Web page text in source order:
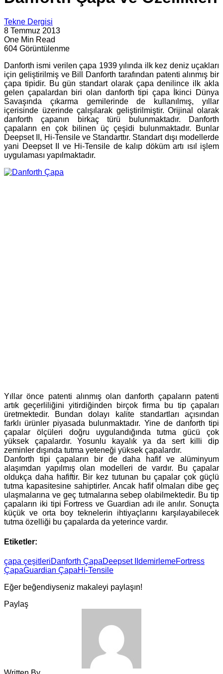
Tekne Dergisi
8 Temmuz 2013
One Min Read
604 Görüntülenme
Danforth ismi verilen çapa 1939 yılında ilk kez deniz uçakları
için geliştirilmiş ve Bill Danforth tarafından patenti alınmış bir
çapa tipidir. Bu gün standart olarak çapa denilince ilk akla
gelen çapalardan biri olan danforth tipi çapa İkinci Dünya
Savaşında çıkarma gemilerinde de kullanılmış, yıllar
içerisinde üzerinde çalışılarak geliştirilmiştir. Orijinal olarak
danforth çapanın birkaç türü bulunmaktadır. Danforth
çapaların en çok bilinen üç çeşidi bulunmaktadır. Bunlar
Deepset II, Hi-Tensile ve Standarttır. Standart dışı modellerde
yani Deepset II ve Hi-Tensile de kalıp döküm artı ısıl işlem
uygulaması yapılmaktadır.
Yıllar önce patenti alınmış olan danforth çapaların patenti
artık geçerliliğini yitirdiğinden birçok firma bu tip çapaları
üretmektedir. Bundan dolayı kalite standartları açısından
farklı ürünler piyasada bulunmaktadır. Yine de danforth tipi
çapalar ölçüleri doğru uygulandığında tutma gücü çok
yüksek çapalardır. Yosunlu kayalık ya da sert killi dip
zeminler dışında tutma yeteneği yüksek çapalardır.
Danforth tipi çapaların bir de daha hafif ve alüminyum
alaşımdan yapılmış olan modelleri de vardır. Bu çapalar
oldukça daha hafiftir. Bir kez tutunan bu çapalar çok güçlü
tutma kapasitesine sahiptirler. Ancak hafif olmaları dibe geç
ulaşmalarına ve geç tutmalarına sebep olabilmektedir. Bu tip
çapaların iki tipi Fortress ve Guardian adı ile anılır. Sonuçta
küçük ve orta boy teknelerin ihtiyaçlarını karşılayabilecek
tutma özelliği bu çapalarda da yeterince vardır.
Etiketler:
çapa çeşitleriDanforth ÇapaDeepset II demirlemeFortress
ÇapaGuardian ÇapaHi-Tensile
Eğer beğendiyseniz makaleyi paylaşın!
Paylaş